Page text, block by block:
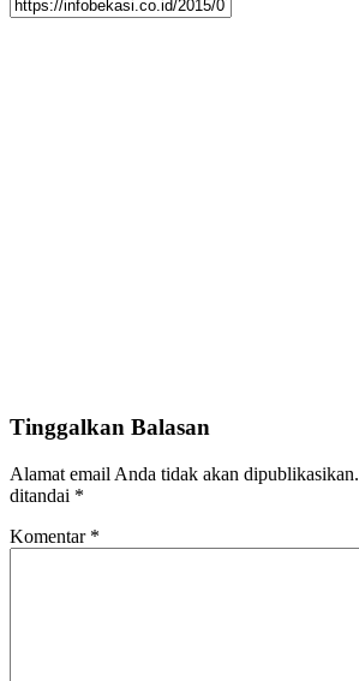
Tinggalkan Balasan
Alamat email Anda tidak akan dipublikasikan.
ditandai *
Komentar *